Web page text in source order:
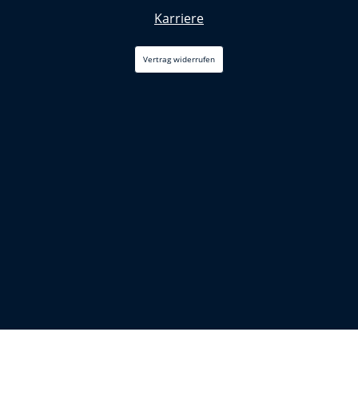
Karriere
Vertrag widerrufen